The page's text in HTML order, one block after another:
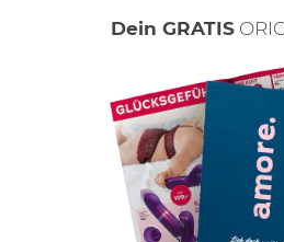
Dein GRATIS